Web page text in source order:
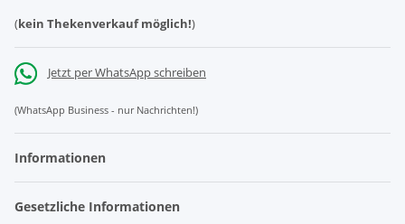
(kein Thekenverkauf möglich!)
Jetzt per WhatsApp schreiben
(WhatsApp Business - nur Nachrichten!)
Informationen
Gesetzliche Informationen